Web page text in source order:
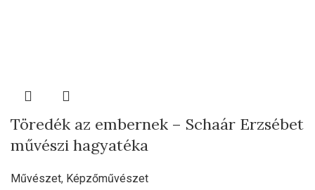
Töredék az embernek – Schaár Erzsébet
művészi hagyatéka
Művészet, Képzőművészet